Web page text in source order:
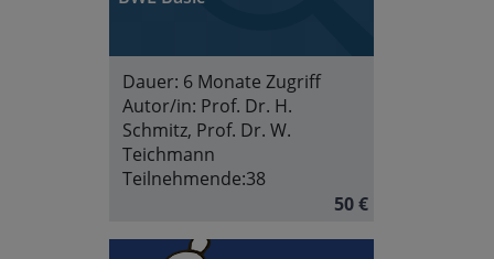
Dauer: 6 Monate Zugriff
Autor/in: Prof. Dr. H.
Schmitz, Prof. Dr. W.
Teichmann
Teilnehmende:38
50 €